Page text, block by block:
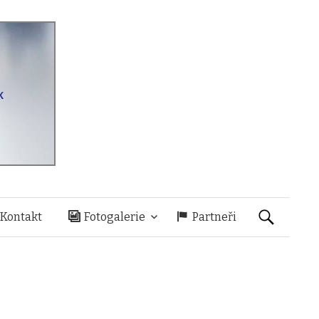
Kontakt Fotogalerie Partneři Vyhledávání